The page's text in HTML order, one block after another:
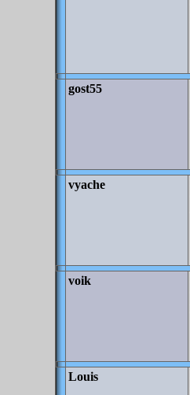
gost55
vyache
voik
Louis